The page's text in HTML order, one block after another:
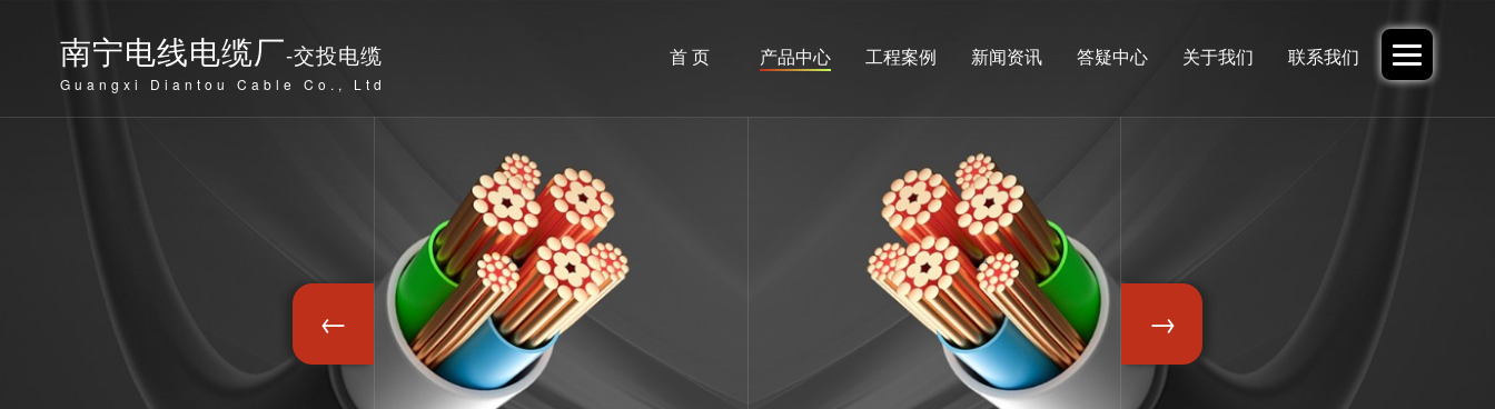
南宁电线电缆厂-交投电缆
Guangxi Diantou Cable Co., Ltd
首 页 产品中心 工程案例 新闻资讯 答疑中心 关于我们 联系我们